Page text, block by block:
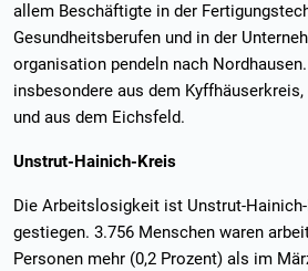
allem Beschäftigte in der
Gesundheitsberufen und in der
organisation pendeln nach
insbesondere aus dem
und aus dem Eichsfeld.
Unstrut-Hainich-Kreis
Die Arbeitslosigkeit ist Unstrut-
gestiegen. 3.756 Menschen waren
Personen mehr (0,2 Prozent) als im